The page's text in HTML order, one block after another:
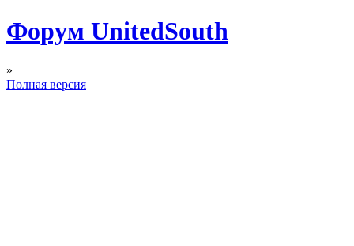
Форум UnitedSouth
»
Полная версия